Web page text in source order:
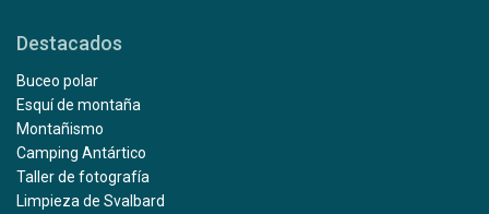
Destacados
Buceo polar
Esquí de montaña
Montañismo
Camping Antártico
Taller de fotografía
Limpieza de Svalbard